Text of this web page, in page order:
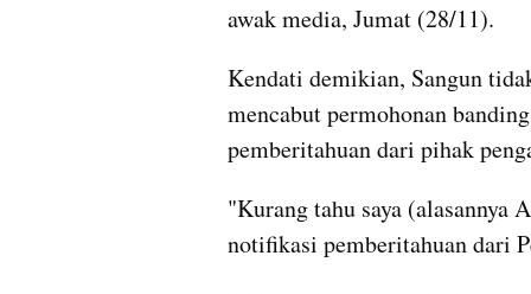
awak media, Jumat (28/11).
Kendati demikian, Sangun
mencabut permohonan
pemberitahuan dari pihak
"Kurang tahu saya (alasannya
notifikasi pemberitahuan dari